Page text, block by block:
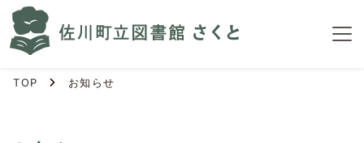
TOP お知らせ